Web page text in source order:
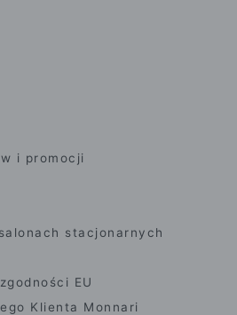
i promocji
stacjonarnych
EU
Klienta Monnari